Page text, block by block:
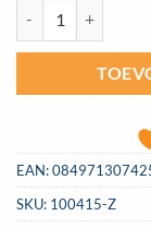
EAN:
SKU: 100415-Z